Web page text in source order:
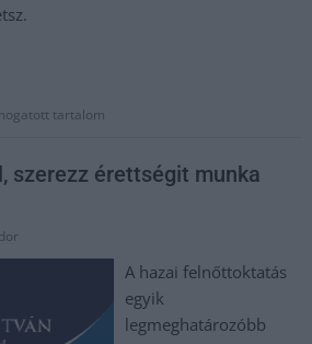
tartalom
szerezz érettségit munka
A hazai felnőttoktatás
egyik
legmeghatározóbb